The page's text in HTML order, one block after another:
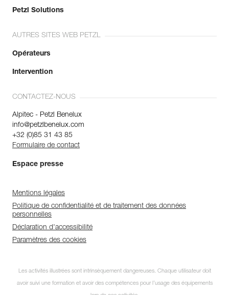
Petzl Solutions
AUTRES SITES WEB PETZL
Opérateurs
Intervention
CONTACTEZ-NOUS
Alpitec - Petzl Benelux
info@petzlbenelux.com
+32 (0)85 31 43 85
Formulaire de contact
Espace presse
Mentions légales
Politique de confidentialité et de traitement des données
personnelles
Déclaration d'accessibilité
Paramètres des cookies
Les activités illustrées sont intrinsèquement dangereuses. Chaque utilisateur doit
avoir suivi une formation et avoir des compétences pour l’usage des équipements